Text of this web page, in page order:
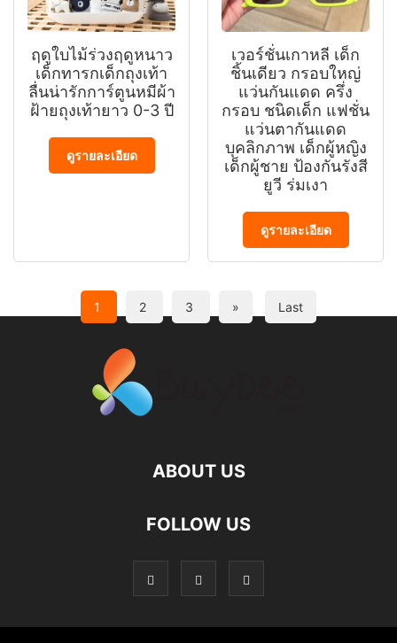
ฤดูใบไม้ร่วงฤดูหนาว
เด็กทารกเด็กถุงเท้า
ลื่นน่ารักการ์ตูนหมีผ้า
ฝ้ายถุงเท้ายาว 0-3 ปี
ดูรายละเอียด
เวอร์ชั่นเกาหลี เด็ก
ชิ้นเดียว กรอบใหญ่
แว่นกันแดด ครึ่ง
กรอบ ชนิดเด็ก แฟชั่น
แว่นตากันแดด
บุคลิกภาพ เด็กผู้หญิง
เด็กผู้ชาย ป้องกันรังสี
ยูวี ร่มเงา
ดูรายละเอียด
1 2 3 » Last
ABOUT US
FOLLOW US